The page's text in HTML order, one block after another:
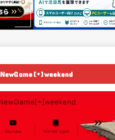
NewGame[+]weekend